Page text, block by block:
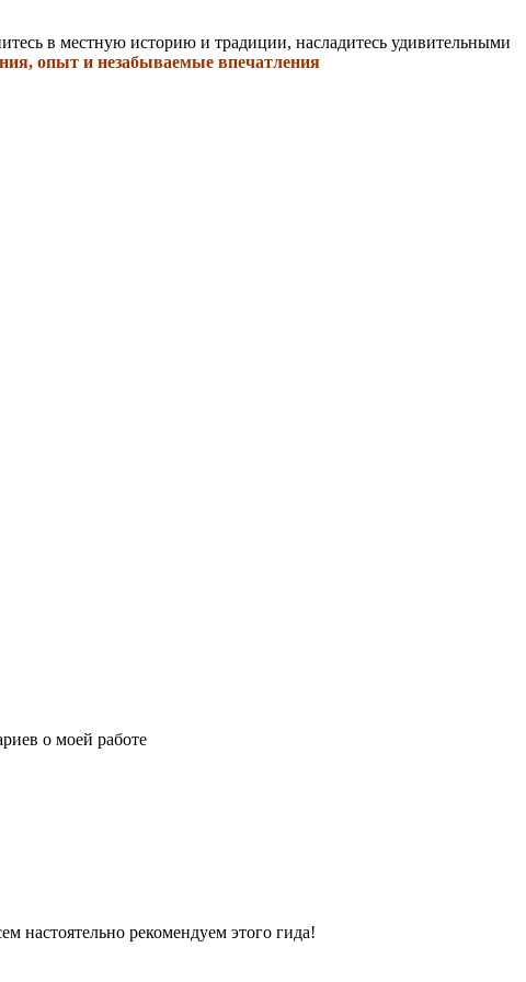
в местную историю и традиции, насладитесь удивительными
опыт и незабываемые впечатления
о моей работе
настоятельно рекомендуем этого гида!